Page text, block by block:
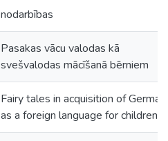
nodarbības
Pasakas vācu valodas kā
svešvalodas mācīšanā bērniem
Fairy tales in acquisition of German
as a foreign language for children